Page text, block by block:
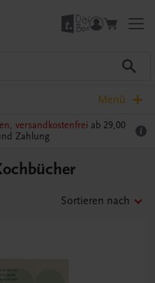
Menü
versandkostenfrei ab 29,00
Zahlung
Sortieren nach